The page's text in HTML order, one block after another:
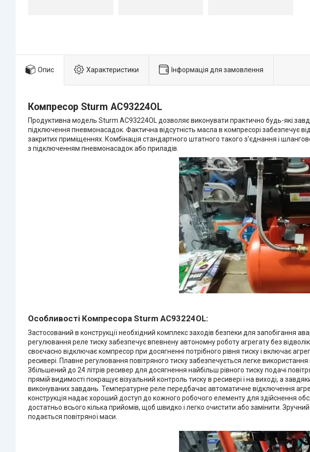
Опис Характеристики Інформація для замовлення
Компресор Sturm AC93224OL
Продуктивна модель Sturm AC93224OL дозволяє виконувати практично будь-які
підключення пневмонасадок. Фактична відсутність масла в компресорі забезпечує
закритих приміщеннях. Комбінація стандартного штатного такого з'єднання і
з підключенням пневмонасадок або приладів.
Особливості Компресора Sturm AC93224OL:
Застосований в конструкції необхідний комплекс заходів безпеки для запобігання
регулювання реле тиску забезпечує впевнену автономну роботу агрегату без
своєчасно відключає компресор при досягненні потрібного рівня тиску і включає
ресивері. Плавне регулювання повітряного тиску забезпечується легке
Збільшений до 24 літрів ресивер для досягнення найбільш рівного тиску подачі
прямій видимості покращує візуальний контроль тиску в ресивері і на виході, а
виконуваних завдань. Температурне реле передбачає автоматичне відключення
конструкція надає хороший доступ до кожного робочого елементу для здійснення
достатньо всього кілька прийомів, щоб швидко і легко очистити або замінити.
подається повітряної маси.